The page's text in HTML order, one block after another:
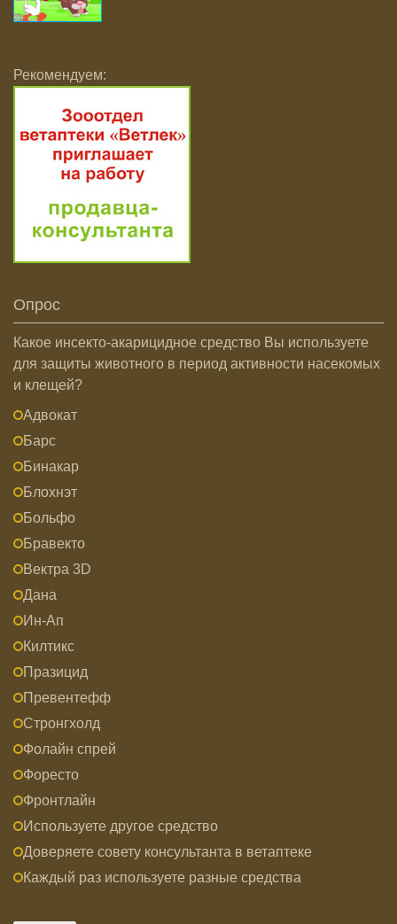
Рекомендуем:
Опрос
Какое инсекто-акарицидное средство Вы используете
для защиты животного в период активности насекомых
и клещей?
Адвокат
Барс
Бинакар
Блохнэт
Больфо
Бравекто
Вектра 3D
Дана
Ин-Ап
Килтикс
Празицид
Превентефф
Стронгхолд
Фолайн спрей
Форесто
Фронтлайн
Используете другое средство
Доверяете совету консультанта в ветаптеке
Каждый раз используете разные средства